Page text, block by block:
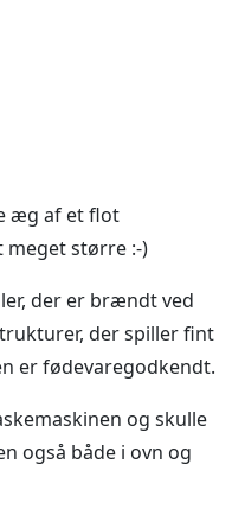
æg af et flot
større :-)
der er brændt ved
der spiller fint
er fødevaregodkendt.
og skulle
også både i ovn og